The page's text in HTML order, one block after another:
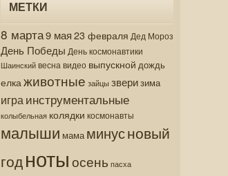
МЕТКИ
8 марта9 мая 23 февраля Дед Мороз
День Победы День космонавтики
Шаинскийвесна видео выпускной дождь
елкаживотные зайцы зверизима
играинструментальные
колыбельная колядки космонавты
малыши мама минусновый
годнотыосень пасха